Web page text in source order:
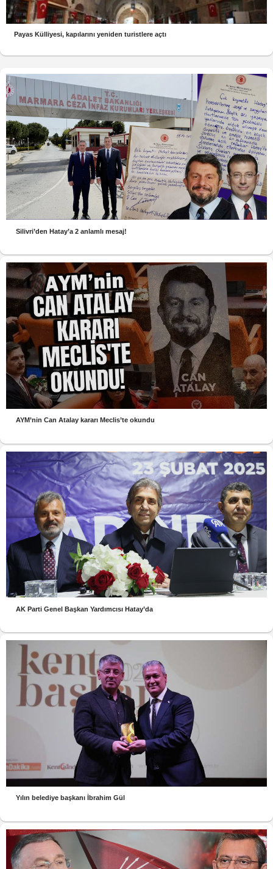
Payas Külliyesi, kapılarını yeniden turistlere açtı
Silivri’den Hatay’a 2 anlamlı mesaj!
AYM’nin Can Atalay kararı Meclis’te okundu
AK Parti Genel Başkan Yardımcısı Hatay’da
Yılın belediye başkanı İbrahim Gül